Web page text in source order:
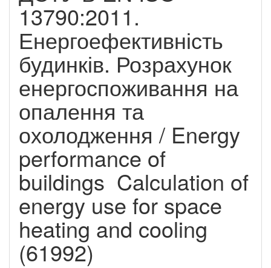
13790:2011.
Енергоефективність
будинків. Розрахунок
енергоспоживання на
опалення та
охолодження / Energy
performance of
buildings ­ Calculation of
energy use for space
heating and cooling
(61992)